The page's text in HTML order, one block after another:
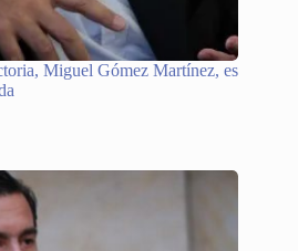
Miguel Gómez Martínez, es